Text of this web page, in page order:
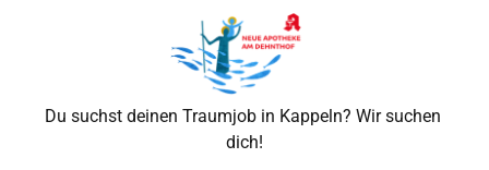
Du suchst deinen Traumjob in Kappeln? Wir suchen
dich!